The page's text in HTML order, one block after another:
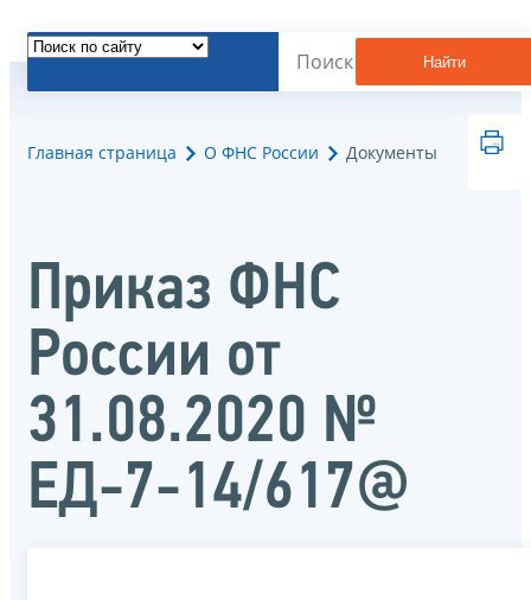
Найти
Главная страница О ФНС России Документы
Приказ ФНС
России от
31.08.2020 №
ЕД-7-14/617@